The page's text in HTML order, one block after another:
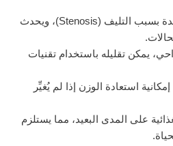
خطر تضيق فتحة المعدة بسبب التليف (Stenosis)، ويحدث
يمكن تقليله باستخدام تقنيات
استعادة الوزن إذا لم يُغيِّر
على المدى البعيد، مما يستلزم